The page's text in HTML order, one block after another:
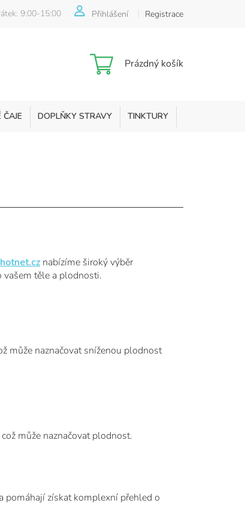
9:00-15:00 Přihlášení Registrace
Nákupní
Prázdný košík
ČAJE DOPLŇKY STRAVY TINKTURY
nabízíme široký výběr
vašem těle a plodnosti.
může naznačovat sníženou plodnost
může naznačovat plodnost.
pomáhají získat komplexní přehled o